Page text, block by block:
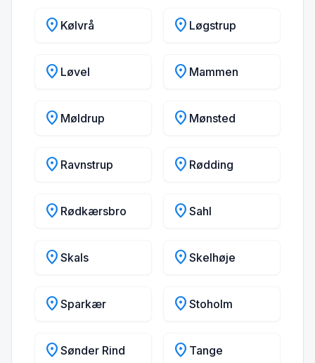
location_on Kølvrå location_on Løgstrup
location_on Løvel location_on Mammen
location_on Møldrup location_on Mønsted
location_on Ravnstrup location_on Rødding
location_on Rødkærsbro location_on Sahl
location_on Skals location_on Skelhøje
location_on Sparkær location_on Stoholm
location_on Sønder Rind location_on Tange